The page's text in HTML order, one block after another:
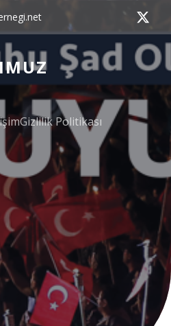
Gizlilik Politikası